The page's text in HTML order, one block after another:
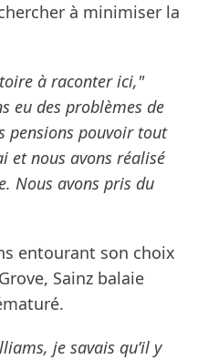
à minimiser la
à raconter ici,"
eu des problèmes de
pensions pouvoir tout
et nous avons réalisé
Nous avons pris du
entourant son choix
Sainz balaie
je savais qu’il y